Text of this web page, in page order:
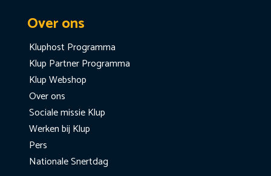
Over ons
Kluphost Programma
Klup Partner Programma
Klup Webshop
Over ons
Sociale missie Klup
Werken bij Klup
Pers
Nationale Snertdag